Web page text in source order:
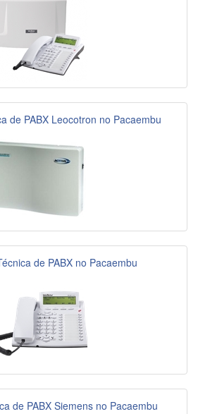
de PABX Leocotron no Pacaembu
de PABX no Pacaembu
de PABX Siemens no Pacaembu